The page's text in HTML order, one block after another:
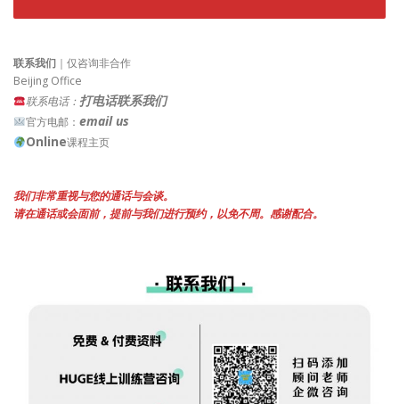
联系我们 ｜仅咨询非合作
Beijing Office
联系电话： 打电话联系我们
官方电邮： email us
Online课程主页
我们非常重视与您的通话与会谈。
请在通话或会面前，提前与我们进行预约，以免不周。感谢配合。